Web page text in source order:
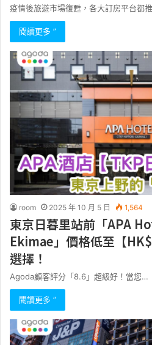
疫情後旅遊市場復甦，各大訂房平台都
閱讀更多 ”
room 2025 年 10 月 5 日 1,564
東京日暮里站前「APA
Ekimae」價格低至【
選擇！
Agoda顧客評分「8.6」超級好！當您…
閱讀更多 ”